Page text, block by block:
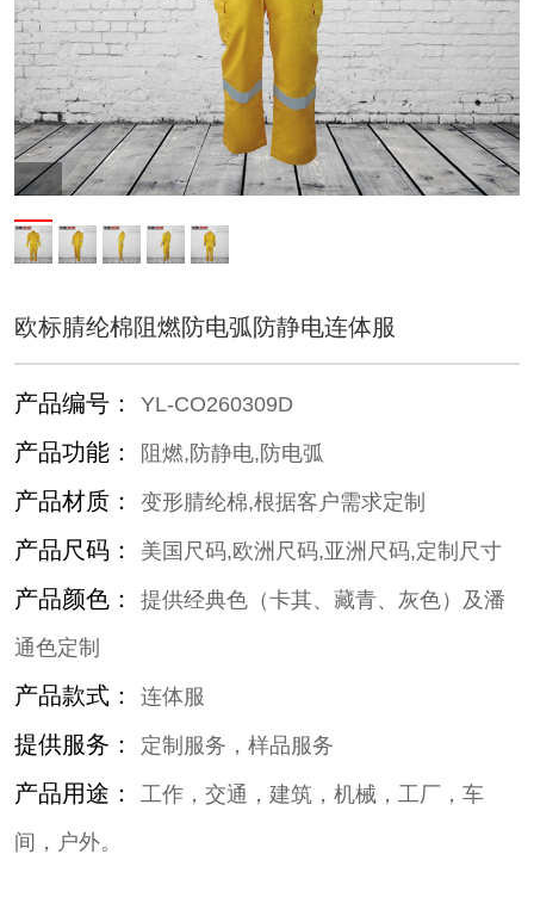
欧标腈纶棉阻燃防电弧防静电连体服
产品编号： YL-CO260309D
产品功能： 阻燃,防静电,防电弧
产品材质： 变形腈纶棉,根据客户需求定制
产品尺码： 美国尺码,欧洲尺码,亚洲尺码,定制尺寸
产品颜色：
提供经典色（卡其、藏青、灰色）及潘
通色定制
产品款式： 连体服
提供服务： 定制服务，样品服务
产品用途：
工作，交通，建筑，机械，工厂，车
间，户外。